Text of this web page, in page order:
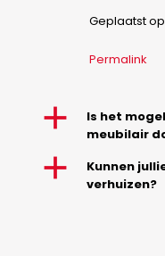
Geplaatst op
Permalink
a
Is het
meubilair
a
Kunnen
verhuizen?